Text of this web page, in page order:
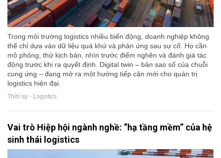
Trong môi trường logistics nhiều biến động, doanh nghiệp không
thể chỉ dựa vào dữ liệu quá khứ và phản ứng sau sự cố. Họ cần
mô phỏng, thử kịch bản, nhìn trước điểm nghẽn và đánh giá tác
động trước khi ra quyết định. Digital twin – bản sao số của chuỗi
cung ứng – đang mở ra một hướng tiếp cận mới cho quản trị
logistics hiện đại.
Thời sự - Logistics
Vai trò Hiệp hội ngành nghề: “hạ tầng mềm” của hệ
sinh thái logistics